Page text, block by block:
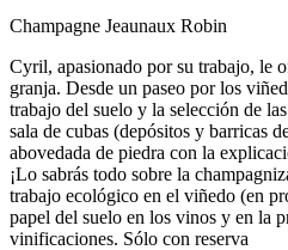
Champagne Jeaunaux Robin
Cyril, apasionado por su trabajo, le
granja. Desde un paseo por los
trabajo del suelo y la selección de
sala de cubas (depósitos y barricas
abovedada de piedra con la
¡Lo sabrás todo sobre la
trabajo ecológico en el viñedo (en
papel del suelo en los vinos y en la
vinificaciones. Sólo con reserva